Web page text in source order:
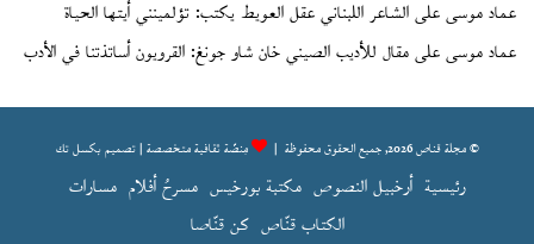
عماد موسىعلىالشاعر اللبناني عقل العويط يكتب: تؤلمينني أيتها الحياة
عماد موسىعلىمقال للأديب الصيني خان شاو جونغ: القرويون أساتذتنا في الأدب
© مجلة قناص 2026, جميع الحقوق محفوظة | مِنصّة ثقافية متخصصة | تصميمبكسل تك
رئيسية أرخبيل النصوص مكتبة بورخيس مسرحُ أفلام مسارات
الكتاب قنّاص كن قنّاصا